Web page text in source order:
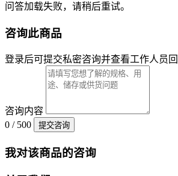
问答加载失败，请稍后重试。
咨询此商品
登录后可提交私密咨询并查看工作人员回
咨询内容
0 / 500
提交咨询
我对该商品的咨询